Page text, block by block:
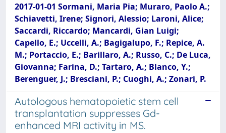
2017-01-01 Sormani, Maria Pia; Muraro, Paolo A.;
Schiavetti, Irene; Signori, Alessio; Laroni, Alice;
Saccardi, Riccardo; Mancardi, Gian Luigi;
Capello, E.; Uccelli, A.; Bagigalupo, F.; Repice, A.
M.; Portaccio, E.; Barillaro, A.; Russo, C.; De Luca,
Giovanna; Farina, D.; Tartaro, A.; Blanco, Y.;
Berenguer, J.; Bresciani, P.; Cuoghi, A.; Zonari, P.
Autologous hematopoietic stem cell
transplantation suppresses Gd-
enhanced MRI activity in MS.